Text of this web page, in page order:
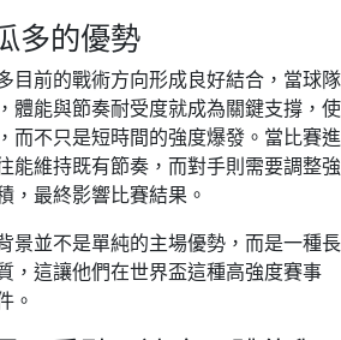
多的優勢
目前的戰術方向形成良好結合，當球隊
體能與節奏耐受度就成為關鍵支撐，使
而不只是短時間的強度爆發。當比賽進
能維持既有節奏，而對手則需要調整強
，最終影響比賽結果。
景並不是單純的主場優勢，而是一種長
，這讓他們在世界盃這種高強度賽事
。